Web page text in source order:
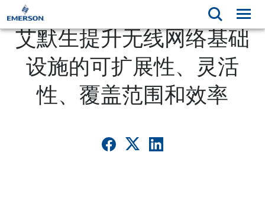
艾默生提升无线网络基础
设施的可扩展性、灵活
性、覆盖范围和效率